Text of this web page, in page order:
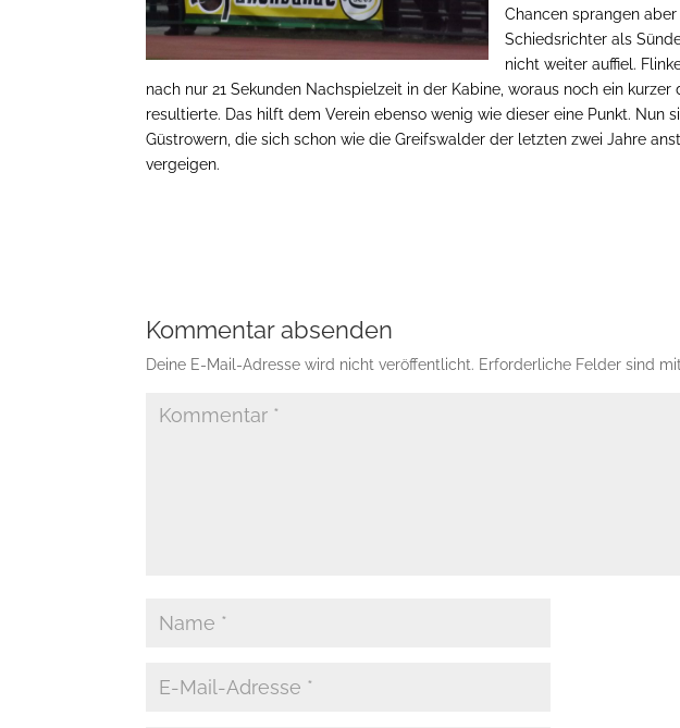
Chancen sprangen
Schiedsrichter als
nicht weiter auffiel.
nach nur 21 Sekunden Nachspielzeit in der Kabine, woraus noch ein
resultierte. Das hilft dem Verein ebenso wenig wie dieser eine Punkt. Nun
Güstrowern, die sich schon wie die Greifswalder der letzten zwei Jahre
vergeigen.
Kommentar absenden
Deine E-Mail-Adresse wird nicht veröffentlicht. Erforderliche Felder sind